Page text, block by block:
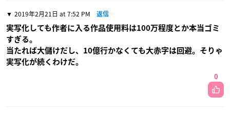
2019年2月21日 at 7:52 PM 返信
実写化しても作者に入る作品使用料は100万程度とか本当ゴミ
すぎる。
当たれば大儲けだし、10億行かなくても大赤字は回避。そりゃ
実写化が続くわけだ。
0